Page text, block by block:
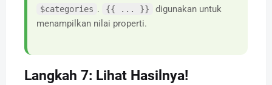
$categories . {{ ... }}
digunakan untuk
menampilkan nilai properti.
Langkah 7: Lihat Hasilnya!